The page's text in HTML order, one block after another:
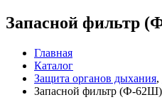
Запасной фильтр
Главная
Каталог
Защита органов дыхания,
Запасной фильтр (Ф-62Ш)